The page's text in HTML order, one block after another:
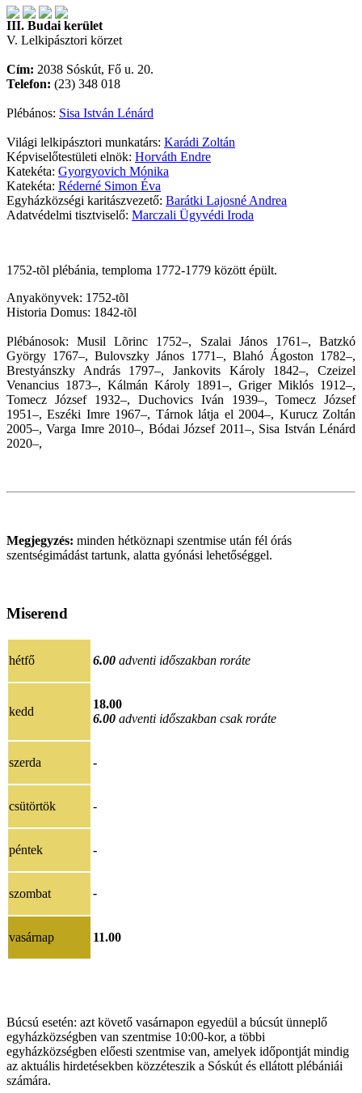
III. Budai kerület
V. Lelkipásztori körzet
Cím: 2038 Sóskút, Fő u. 20.
Telefon: (23) 348 018
Plébános: Sisa István Lénárd
Világi lelkipásztori munkatárs: Karádi Zoltán
Képviselőtestületi elnök: Horváth Endre
Katekéta: Gyorgyovich Mónika
Katekéta: Réderné Simon Éva
Egyházközségi karitászvezető: Barátki Lajosné Andrea
Adatvédelmi tisztviselő: Marczali Ügyvédi Iroda
1752-tõl plébánia, temploma 1772-1779 között épült.
Anyakönyvek: 1752-tõl
Historia Domus: 1842-tõl
Plébánosok: Musil Lõrinc 1752–, Szalai János 1761–, Batzkó
György 1767–, Bulovszky János 1771–, Blahó Ágoston 1782–,
Brestyánszky András 1797–, Jankovits Károly 1842–, Czeizel
Venancius 1873–, Kálmán Károly 1891–, Griger Miklós 1912–,
Tomecz József 1932–, Duchovics Iván 1939–, Tomecz József
1951–, Eszéki Imre 1967–, Tárnok látja el 2004–, Kurucz Zoltán
2005–, Varga Imre 2010–, Bódai József 2011–, Sisa István Lénárd
2020–,
Megjegyzés: minden hétköznapi szentmise után fél órás
szentségimádást tartunk, alatta gyónási lehetőséggel.
Miserend
hétfő 6.00 adventi időszakban roráte
kedd
18.00
6.00 adventi időszakban csak roráte
szerda -
csütörtök -
péntek -
szombat -
vasárnap 11.00
Búcsú esetén: azt követő vasárnapon egyedül a búcsút ünneplő
egyházközségben van szentmise 10:00-kor, a többi
egyházközségben előesti szentmise van, amelyek időpontját mindig
az aktuális hirdetésekben közzéteszik a Sóskút és ellátott plébániái
számára.